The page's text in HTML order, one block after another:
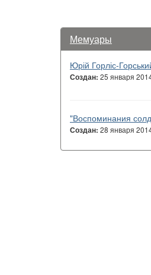
Мемуары
Юрій Горліс-
Создан: 25 января
"Воспоминания
Создан: 28 января